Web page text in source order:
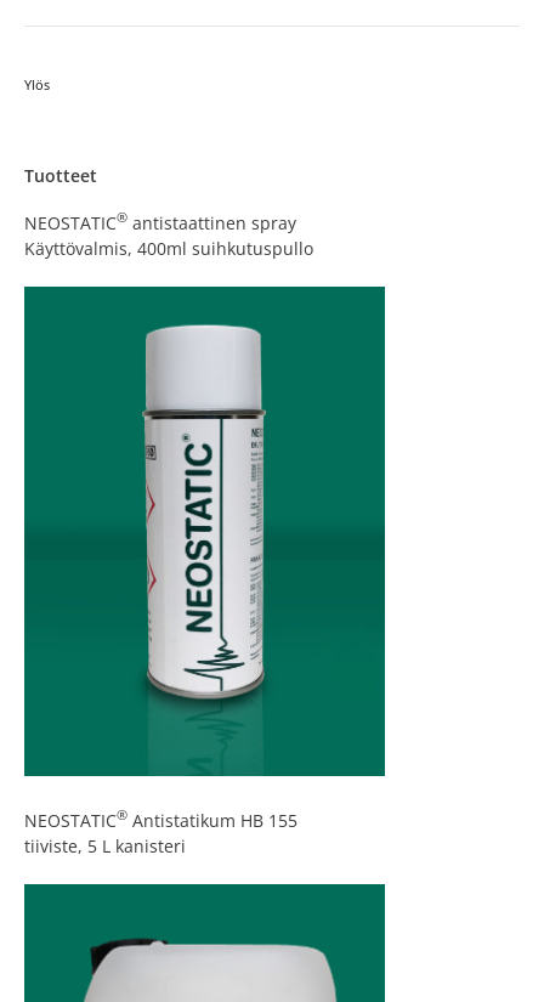
Ylös
Tuotteet
NEOSTATIC® antistaattinen spray
Käyttövalmis, 400ml suihkutuspullo
NEOSTATIC® Antistatikum HB 155
tiiviste, 5 L kanisteri